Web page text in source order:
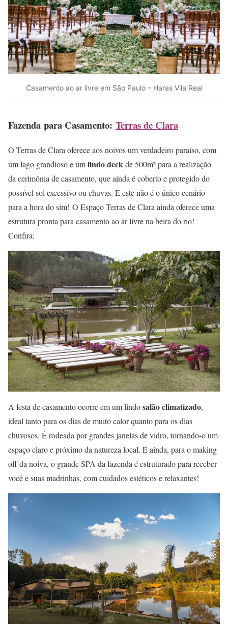
Casamento ao ar livre em São Paulo – Haras Vila Real
Fazenda para Casamento: Terras de Clara
O Terras de Clara oferece aos noivos um verdadeiro paraíso, com
um lago grandioso e umlindo deck de 500m² para a realização
da cerimônia de casamento, que ainda é coberto e protegido do
possível sol excessivo ou chuvas. E este não é o único cenário
para a hora do sim! O Espaço Terras de Clara ainda oferece uma
estrutura pronta para casamento ao ar livre na beira do rio!
Confira:
A festa de casamento ocorre em um lindosalão climatizado,
ideal tanto para os dias de muito calor quanto para os dias
chuvosos. É rodeada por grandes janelas de vidro, tornando-o um
espaço claro e próximo da natureza local. E ainda, para o making
off da noiva, o grande SPA da fazenda é estruturado para receber
você e suas madrinhas, com cuidados estéticos e relaxantes!